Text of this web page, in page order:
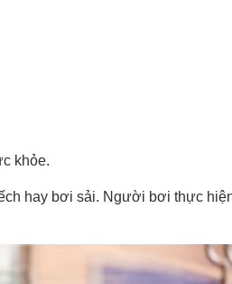
khỏe.
hay bơi sải. Người bơi thực